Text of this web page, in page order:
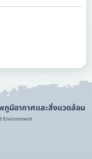
ภูมิอากาศและสิ่งแวดล้อม
Environment